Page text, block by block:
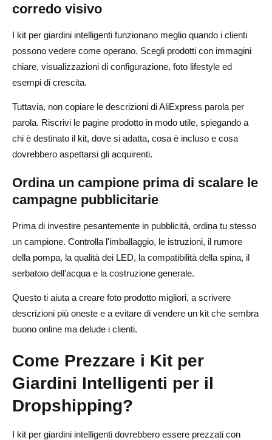
corredo visivo
I kit per giardini intelligenti funzionano meglio quando i clienti
possono vedere come operano. Scegli prodotti con immagini
chiare, visualizzazioni di configurazione, foto lifestyle ed
esempi di crescita.
Tuttavia, non copiare le descrizioni di AliExpress parola per
parola. Riscrivi le pagine prodotto in modo utile, spiegando a
chi è destinato il kit, dove si adatta, cosa è incluso e cosa
dovrebbero aspettarsi gli acquirenti.
Ordina un campione prima di scalare le
campagne pubblicitarie
Prima di investire pesantemente in pubblicità, ordina tu stesso
un campione. Controlla l'imballaggio, le istruzioni, il rumore
della pompa, la qualità dei LED, la compatibilità della spina, il
serbatoio dell'acqua e la costruzione generale.
Questo ti aiuta a creare foto prodotto migliori, a scrivere
descrizioni più oneste e a evitare di vendere un kit che sembra
buono online ma delude i clienti.
Come Prezzare i Kit per
Giardini Intelligenti per il
Dropshipping?
I kit per giardini intelligenti dovrebbero essere prezzati con